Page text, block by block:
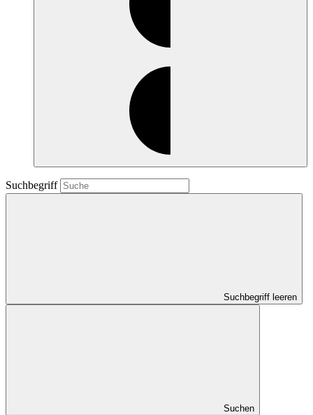
Suchbegriff
Suchbegriff leeren
Suchen